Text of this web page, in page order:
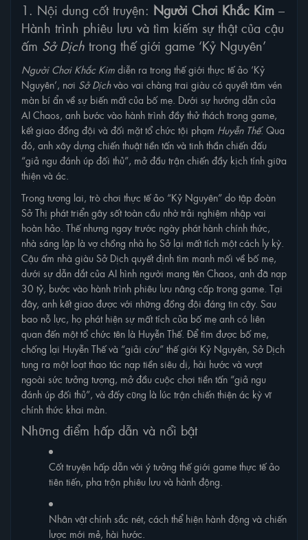
1. Nội dung cốt truyện: Người Chơi Khắc Kim –
Hành trình phiêu lưu và tìm kiếm sự thật của cậu
ấm Sở Dịch trong thế giới game ‘Kỷ Nguyên’
Người Chơi Khắc Kimdiễn ra trong thế giới thực tế ảo ‘Kỷ
Nguyên’, nơi Sở Dịchvào vai chàng trai giàu có quyết tâm vén
màn bí ẩn về sự biến mất của bố mẹ. Dưới sự hướng dẫn của
AI Chaos, anh bước vào hành trình đầy thử thách trong game,
kết giao đồng đội và đối mặt tổ chức tội phạm Huyễn Thế. Qua
đó, anh xây dựng chiến thuật tiền tấn và tinh thần chiến đấu
“giả ngu đánh úp đối thủ”, mở đầu trận chiến đầy kịch tính giữa
thiện và ác.
Trong tương lai, trò chơi thực tế ảo “Kỷ Nguyên” do tập đoàn
Sở Thị phát triển gây sốt toàn cầu nhờ trải nghiệm nhập vai
hoàn hảo. Thế nhưng ngay trước ngày phát hành chính thức,
nhà sáng lập là vợ chồng nhà họ Sở lại mất tích một cách ly kỳ.
Cậu ấm nhà giàu Sở Dịch quyết định tìm manh mối về bố mẹ,
dưới sự dẫn dắt của AI hình người mang tên Chaos, anh đã nạp
30 tỷ, bước vào hành trình phiêu lưu nâng cấp trong game. Tại
đây, anh kết giao được với những đồng đội đáng tin cậy. Sau
bao nỗ lực, họ phát hiện sự mất tích của bố mẹ anh có liên
quan đến một tổ chức tên là Huyễn Thế. Để tìm được bố mẹ,
chống lại Huyễn Thế và “giải cứu” thế giới Kỷ Nguyên, Sở Dịch
tung ra một loạt thao tác nạp tiền siêu dị, hài hước và vượt
ngoài sức tưởng tượng, mở đầu cuộc chơi tiền tấn “giả ngu
đánh úp đối thủ”, và đấy cũng là lúc trận chiến thiện ác kỳ vĩ
chính thức khai màn.
Những điểm hấp dẫn và nổi bật
Cốt truyện hấp dẫn với ý tưởng thế giới game thực tế ảo
tiên tiến, pha trộn phiêu lưu và hành động.
Nhân vật chính sắc nét, cách thể hiện hành động và chiến
lược mới mẻ, hài hước.